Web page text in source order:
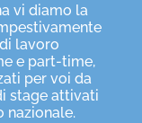
vi diamo la
lavoro
e part-time,
per voi da
stage attivati
nazionale.